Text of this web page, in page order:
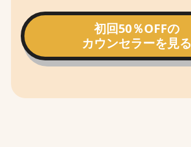
初回50％OFFの
カウンセラーを見る